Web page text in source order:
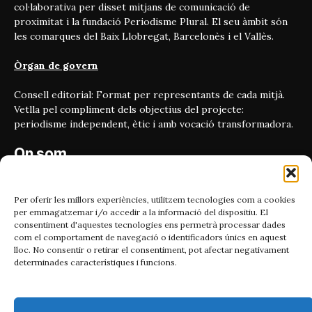
Per oferir les millors experiències, utilitzem tecnologies com a cookies
per emmagatzemar i/o accedir a la informació del dispositiu. El
consentiment d'aquestes tecnologies ens permetrà processar dades
com el comportament de navegació o identificadors únics en aquest
lloc. No consentir o retirar el consentiment, pot afectar negativament
determinades característiques i funcions.
col·laborativa per disset mitjans de comunicació de
proximitat i la fundació Periodisme Plural. El seu àmbit són
les comarques del Baix Llobregat, Barcelonès i el Vallès.
Òrgan de govern
Consell editorial: Format per representants de cada mitjà.
Vetlla pel compliment dels objectius del projecte:
periodisme independent, ètic i amb vocació transformadora.
On som
08010, Barcelona
Contacta'ns
Email:
catmet@periodismeplural.cat
Telèfon: